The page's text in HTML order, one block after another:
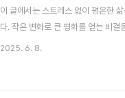
이 글에서는 스트레스 없이 평온한
다. 작은 변화로 큰 평화를 얻는 비결
세요? 어떤 사람들은 아무리 바쁘고
2025. 6. 8.